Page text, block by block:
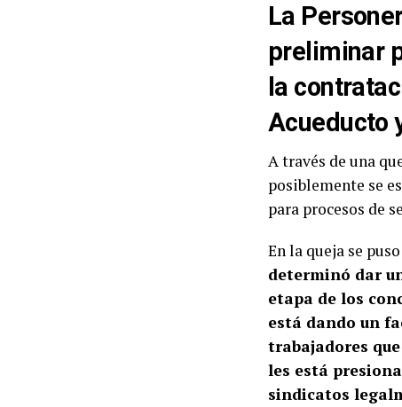
La
preliminar
la
Acueducto
A través de una
posiblemente se
para procesos de
En la queja se
determinó dar
etapa de los
está dando un
trabajadores
les está
sindicatos